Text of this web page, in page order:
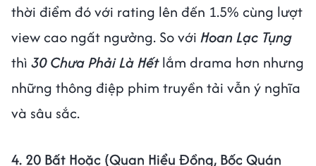
thời điểm đó với rating lên đến 1.5% cùng lượt
view cao ngất ngưởng. So với Hoan Lạc Tụng
thì 30 Chưa Phải Là Hếtlắm drama hơn nhưng
những thông điệp phim truyền tải vẫn ý nghĩa
và sâu sắc.
4. 20 Bất Hoặc (Quan Hiểu Đồng, Bốc Quán